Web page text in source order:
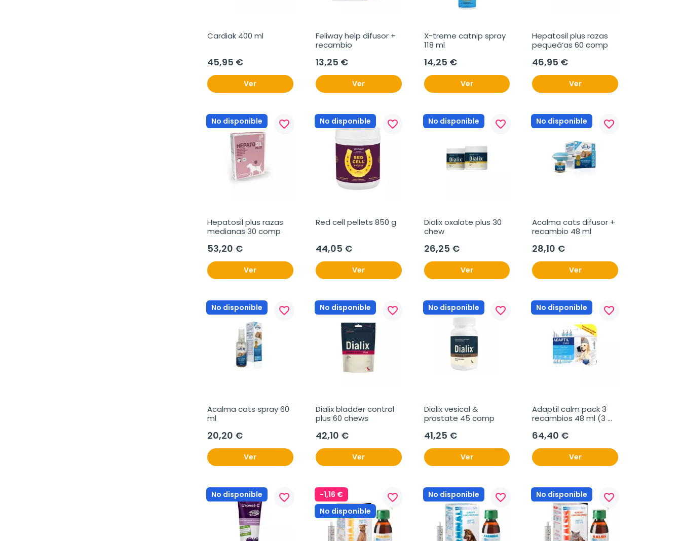
Cardiak 400 ml
45,95 €
Ver
Feliway help difusor +
recambio
13,25 €
Ver
X-treme catnip spray
118 ml
14,25 €
Ver
Hepatosil plus razas
pequeã‘as 60 comp
46,95 €
Ver
No disponible favorite_border
Hepatosil plus razas
medianas 30 comp
53,20 €
Ver
No disponible favorite_border
Red cell pellets 850 g
44,05 €
Ver
No disponible favorite_border
Dialix oxalate plus 30
chew
26,25 €
Ver
No disponible favorite_border
Acalma cats difusor +
recambio 48 ml
28,10 €
Ver
No disponible favorite_border
Acalma cats spray 60
ml
20,20 €
Ver
No disponible favorite_border
Dialix bladder control
plus 60 chews
42,10 €
Ver
No disponible favorite_border
Dialix vesical &
prostate 45 comp
41,25 €
Ver
No disponible favorite_border
Adaptil calm pack 3
recambios 48 ml (3
64,40 €
Ver
No disponible favorite_border
-1,16 €
No disponible
favorite_border No disponible favorite_border No disponible favorite_border